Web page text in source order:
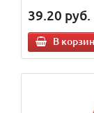
39.20 руб.
В